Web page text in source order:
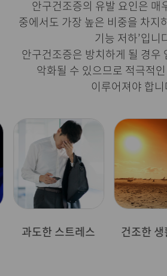
안구건조증의 유발 요인은 매
중에서도 가장 높은 비중을 차지
기능 저하’입니
안구건조증은 방치하게 될 경우
악화될 수 있으므로 적극적
이루어져야 합니
과도한 스트레스 건조한 생